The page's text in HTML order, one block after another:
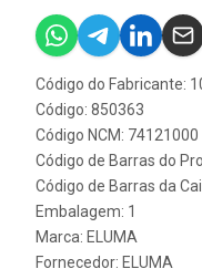
Código do Fabricante:
Código: 850363
Código NCM: 74121000
Código de Barras do
Código de Barras da
Embalagem: 1
Marca: ELUMA
Fornecedor: ELUMA